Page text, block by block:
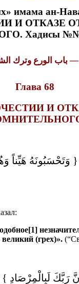
имама ан-
И ОТКАЗЕ
Хадисы №№
Глава 68
И
{ وَتَحْسَبُونَهُ هَيِّناً
[1]
(грех)».
لَبِالْمِرْصَادِ } [